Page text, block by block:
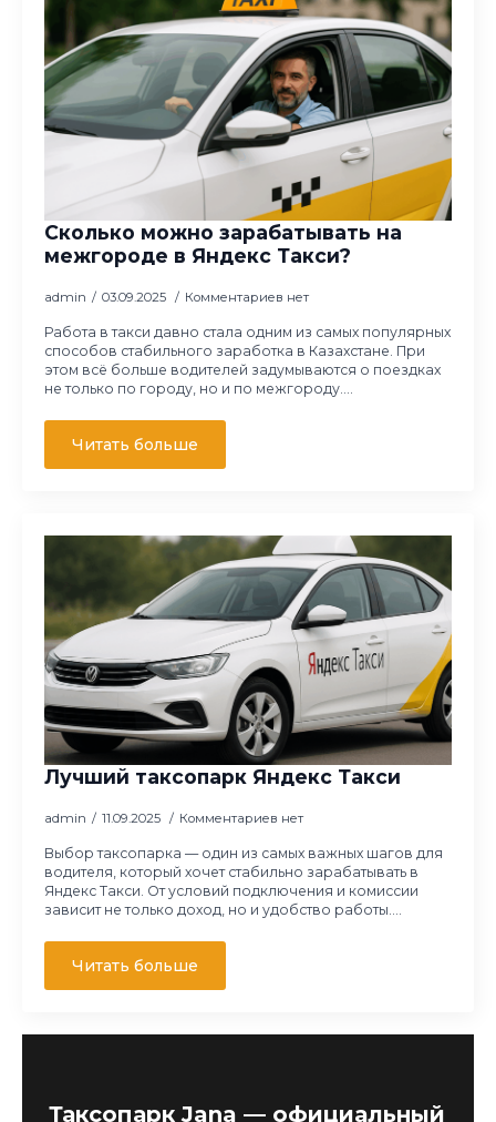
Сколько можно зарабатывать на
межгороде в Яндекс Такси?
admin 03.09.2025 Комментариев нет
Работа в такси давно стала одним из самых популярных
способов стабильного заработка в Казахстане. При
этом всё больше водителей задумываются о поездках
не только по городу, но и по межгороду.…
Читать больше
Лучший таксопарк Яндекс Такси
admin 11.09.2025 Комментариев нет
Выбор таксопарка — один из самых важных шагов для
водителя, который хочет стабильно зарабатывать в
Яндекс Такси. От условий подключения и комиссии
зависит не только доход, но и удобство работы.…
Читать больше
Таксопарк Jana — официальный